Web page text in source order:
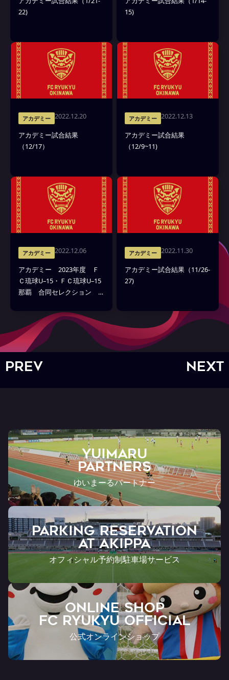
22)
15)
アカデミー 2022.12.20
アカデミー試合結果
（12/17）
アカデミー 2022.12.13
アカデミー試合結果
（12/9~11)
アカデミー 2022.12.06
アカデミー 2023年度 Ｆ
Ｃ琉球U–15・ＦＣ琉球U–15
那覇 合同セレクション
アカデミー 2022.11.30
アカデミー試合結果（11/26-
27)
PREV NEXT
YUIMARU
Partners
ゆいまーるパートナー
PARKING RESERVATION
AT Akippa
オフィシャル予約制駐車場サービス
ONLINE SHOP
FC RYUKYU OFFICIAL
公式オンラインショップ